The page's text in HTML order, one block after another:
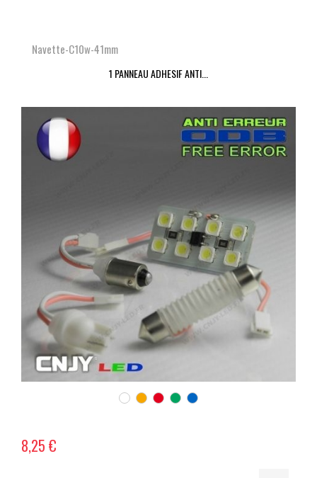
Navette-C10w-41mm
1 PANNEAU ADHESIF ANTI...
8,25 €